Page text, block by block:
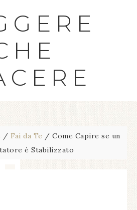
/ Fai da Te / Come Capire se un
è Stabilizzato